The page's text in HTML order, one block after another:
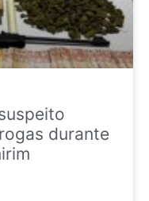
durante